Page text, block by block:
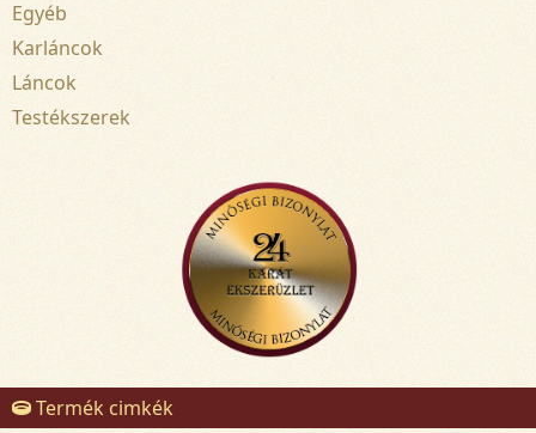
Egyéb
Karláncok
Láncok
Testékszerek
Termék cimkék